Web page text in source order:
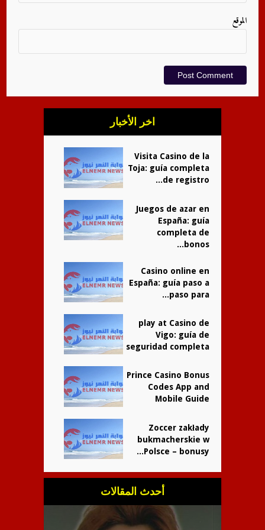
الموقع
اخر الأخبار
Visita Casino de la
Toja: guía completa
de registro...
Juegos de azar en
España: guía
completa de
bonos...
Casino online en
España: guía paso a
paso para...
play at Casino de
Vigo: guía de
seguridad completa
Prince Casino Bonus
Codes App and
Mobile Guide
Zoccer zakłady
bukmacherskie w
Polsce – bonusy...
أحدث المقالات